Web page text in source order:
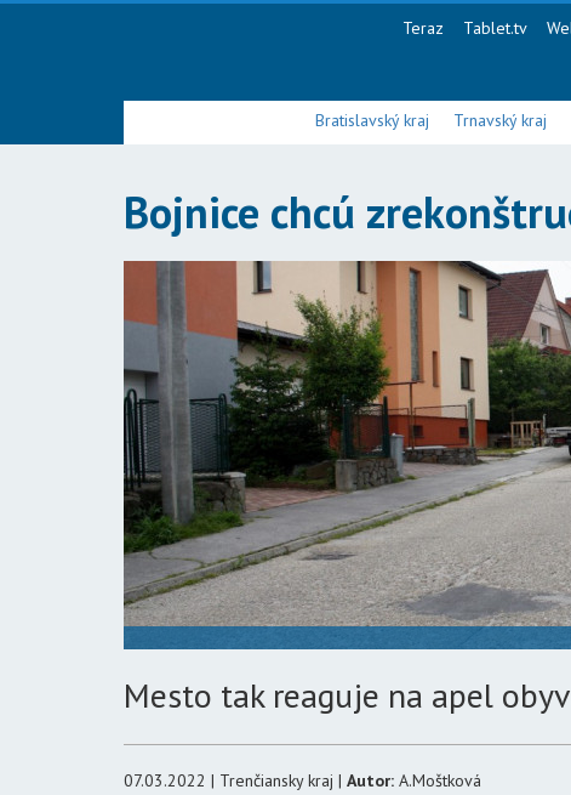
Teraz Tablet.tv
Bratislavský kraj Trnavský kraj
Bojnice chcú
Mesto tak reaguje na apel
07.03.2022 | Trenčiansky kraj | Autor: A.Moštková